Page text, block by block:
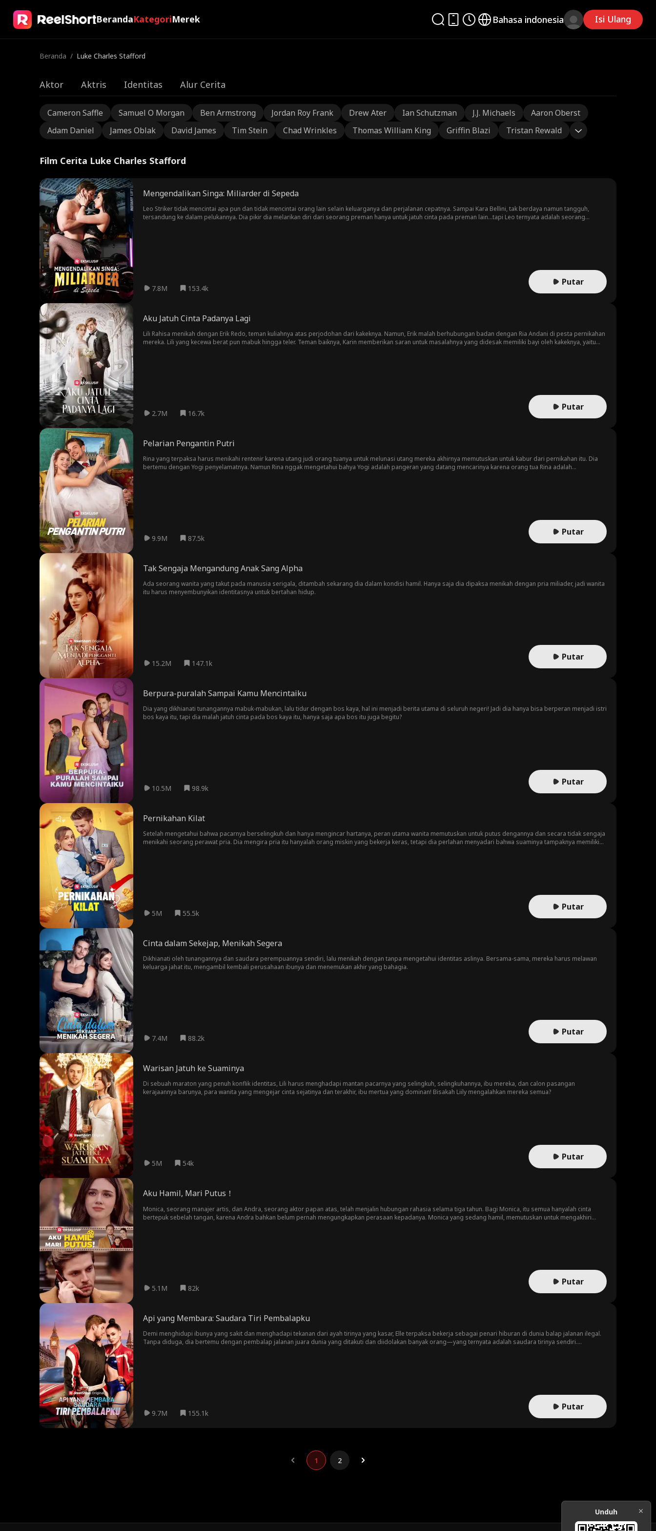
BerandaKategoriMerek Bahasa indonesia Isi Ulang
Beranda / Luke Charles Stafford
Aktor Aktris Identitas Alur Cerita
Cameron Saffle Samuel O Morgan Ben Armstrong Jordan Roy Frank Drew Ater Ian Schutzman J.J. Michaels
Aaron Oberst
Adam Daniel
James Oblak David James Tim Stein Chad Wrinkles Thomas William King Griffin Blazi Tristan Rewald
Film Cerita Luke Charles Stafford
Mengendalikan Singa: Miliarder di Sepeda
Leo Striker tidak mencintai apa pun dan tidak mencintai orang lain selain keluarganya dan perjalanan cepatnya. Sampai Kara Bellini, tak berdaya namun tangguh,
tersandung ke dalam pelukannya. Dia pikir dia melarikan diri dari seorang preman hanya untuk jatuh cinta pada preman lain...tapi Leo ternyata adalah seorang
7.8M 153.4k
Putar
Aku Jatuh Cinta Padanya Lagi
Lili Rahisa menikah dengan Erik Redo, teman kuliahnya atas perjodohan dari kakeknya. Namun, Erik malah berhubungan badan dengan Ria Andani di pesta pernikahan
mereka. Lili yang kecewa berat pun mabuk hingga teler. Teman baiknya, Karin memberikan saran untuk masalahnya yang didesak memiliki bayi oleh kakeknya, yaitu
2.7M 16.7k
Putar
Pelarian Pengantin Putri
Rina yang terpaksa harus menikahi rentenir karena utang judi orang tuanya untuk melunasi utang mereka akhirnya memutuskan untuk kabur dari pernikahan itu. Dia
bertemu dengan Yogi penyelamatnya. Namun Rina nggak mengetahui bahya Yogi adalah pangeran yang datang mencarinya karena orang tua Rina adalah
9.9M 87.5k
Putar
Tak Sengaja Mengandung Anak Sang Alpha
Ada seorang wanita yang takut pada manusia serigala, ditambah sekarang dia dalam kondisi hamil. Hanya saja dia dipaksa menikah dengan pria miliader, jadi wanita
itu harus menyembunyikan identitasnya untuk bertahan hidup.
15.2M 147.1k
Putar
Berpura-puralah Sampai Kamu Mencintaiku
Dia yang dikhianati tunangannya mabuk-mabukan, lalu tidur dengan bos kaya, hal ini menjadi berita utama di seluruh negeri! Jadi dia hanya bisa berperan menjadi istri
bos kaya itu, tapi dia malah jatuh cinta pada bos kaya itu, hanya saja apa bos itu juga begitu?
10.5M 98.9k
Putar
Pernikahan Kilat
Setelah mengetahui bahwa pacarnya berselingkuh dan hanya mengincar hartanya, peran utama wanita memutuskan untuk putus dengannya dan secara tidak sengaja
menikahi seorang perawat pria. Dia mengira pria itu hanyalah orang miskin yang bekerja keras, tetapi dia perlahan menyadari bahwa suaminya tampaknya memiliki
5M 55.5k
Putar
Cinta dalam Sekejap, Menikah Segera
Dikhianati oleh tunangannya dan saudara perempuannya sendiri, lalu menikah dengan tanpa mengetahui identitas aslinya. Bersama-sama, mereka harus melawan
keluarga jahat itu, mengambil kembali perusahaan ibunya dan menemukan akhir yang bahagia.
7.4M 88.2k
Putar
Warisan Jatuh ke Suaminya
Di sebuah maraton yang penuh konflik identitas, Lili harus menghadapi mantan pacarnya yang selingkuh, selingkuhannya, ibu mereka, dan calon pasangan
kerajaannya barunya, para wanita yang mengejar cinta sejatinya dan terakhir, ibu mertua yang dominan! Bisakah Liily mengalahkan mereka semua?
5M 54k
Putar
Aku Hamil, Mari Putus！
Monica, seorang manajer artis, dan Andra, seorang aktor papan atas, telah menjalin hubungan rahasia selama tiga tahun. Bagi Monica, itu semua hanyalah cinta
bertepuk sebelah tangan, karena Andra bahkan belum pernah mengungkapkan perasaan kepadanya. Monica yang sedang hamil, memutuskan untuk mengakhiri
5.1M 82k
Putar
Api yang Membara: Saudara Tiri Pembalapku
Demi menghidupi ibunya yang sakit dan menghadapi tekanan dari ayah tirinya yang kasar, Elle terpaksa bekerja sebagai penari hiburan di dunia balap jalanan ilegal.
Tanpa diduga, dia bertemu dengan pembalap jalanan juara dunia yang ditakuti dan diidolakan banyak orang—yang ternyata adalah saudara tirinya sendiri.
9.7M 155.1k
Putar
1 2
Unduh